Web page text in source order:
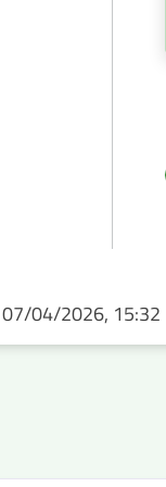
07/04/2026, 15:32